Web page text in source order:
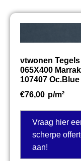
vtwonen Tegels
065X400
107407
€76,00 p/m²
Vraag hier
scherpe
aan!